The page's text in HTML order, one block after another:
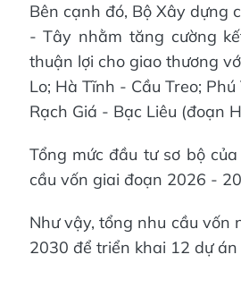
Bên cạnh đó, Bộ Xây dựng
- Tây nhằm tăng cường
thuận lợi cho giao thương
Lo; Hà Tĩnh - Cầu Treo;
Rạch Giá - Bạc Liêu (đoạn
Tổng mức đầu tư sơ bộ
cầu vốn giai đoạn 2026 -
Như vậy, tổng nhu cầu
2030 để triển khai 12 dự